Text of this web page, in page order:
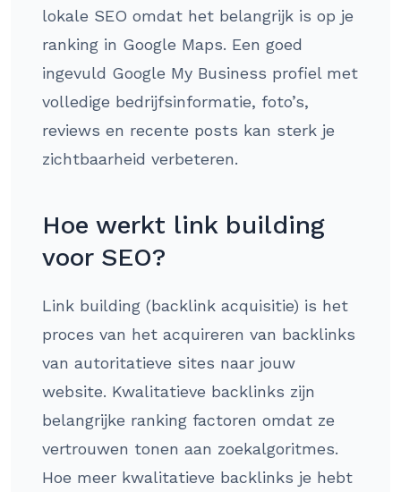
lokale SEO omdat het belangrijk is op je
ranking in Google Maps. Een goed
ingevuld Google My Business profiel met
volledige bedrijfsinformatie, foto’s,
reviews en recente posts kan sterk je
zichtbaarheid verbeteren.
Hoe werkt link building
voor SEO?
Link building (backlink acquisitie) is het
proces van het acquireren van backlinks
van autoritatieve sites naar jouw
website. Kwalitatieve backlinks zijn
belangrijke ranking factoren omdat ze
vertrouwen tonen aan zoekalgoritmes.
Hoe meer kwalitatieve backlinks je hebt